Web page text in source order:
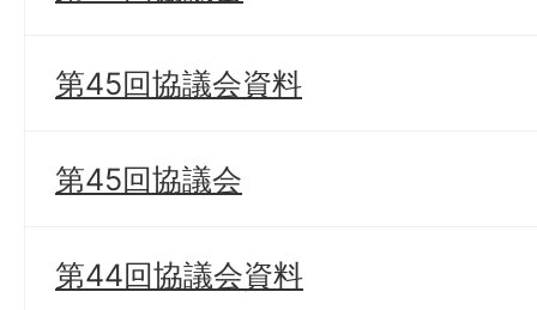
第45回協議会資料
第45回協議会
第44回協議会資料